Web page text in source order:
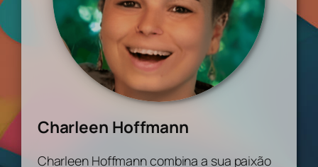
Charleen Hoffmann
Charleen Hoffmann combina a sua paixão